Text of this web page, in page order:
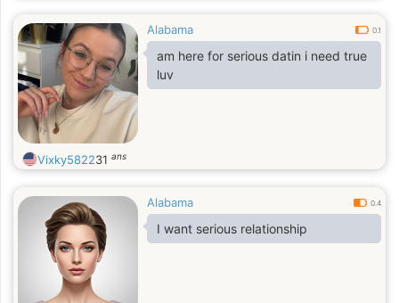
Alabama 0.1
am here for serious datin i need true
luv
Vixky582231 ans
Alabama 0.4
I want serious relationship